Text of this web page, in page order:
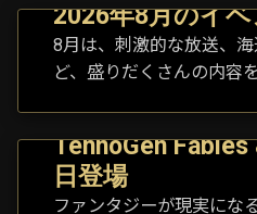
2026年8月のイ
8月は、刺激的な放送、
ど、盛りだくさんの内容
TennoGen
日登場
ファンタジーが現実にな